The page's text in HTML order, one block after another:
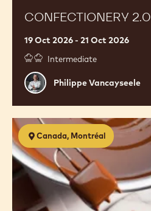
CONFECTIONERY 2.0
19 Oct 2026 - 21 Oct 2026
Intermediate
Philippe
Vancayseele
Philippe Vancayseele
Canada, Montréal
Chocolate
Fundamentals
-
English